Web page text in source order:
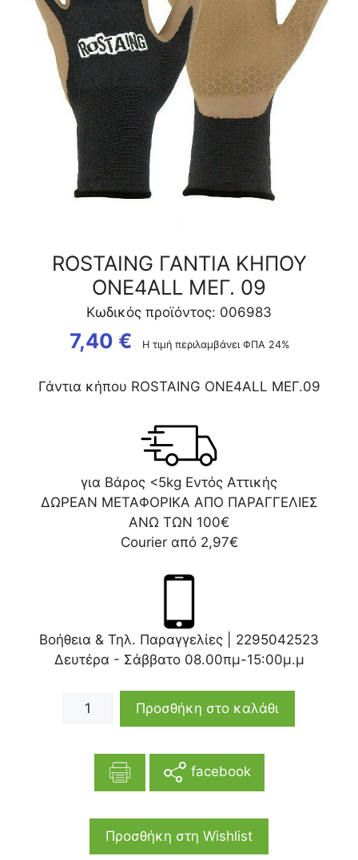
ROSTAING ΓΑΝΤΙΑ ΚΗΠΟΥ
ONE4ALL ΜΕΓ. 09
Κωδικός προϊόντος: 006983
7,40 € Η τιμή περιλαμβάνει ΦΠΑ 24%
Γάντια κήπου ROSTAING ONE4ALL ΜΕΓ.09
για Βάρος <5kg Εντός Αττικής
ΔΩΡΕΑΝ ΜΕΤΑΦΟΡΙΚΑ ΑΠΟ ΠΑΡΑΓΓΕΛΙΕΣ
ΑΝΩ ΤΩΝ 100€
Courier από 2,97€
Βοήθεια & Τηλ. Παραγγελίες | 2295042523
Δευτέρα - Σάββατο 08.00πμ-15:00μ.μ
ποσότητα
Προσθήκη στο καλάθι
facebook
Προσθήκη στη Wishlist